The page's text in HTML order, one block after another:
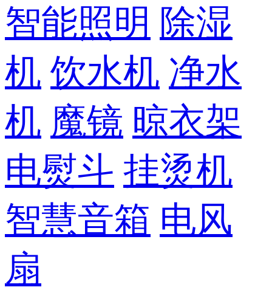
智能照明 除湿
机 饮水机 净水
机 魔镜 晾衣架
电熨斗 挂烫机
智慧音箱 电风
扇